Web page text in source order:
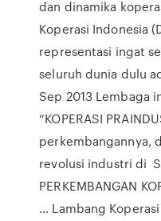
dan dinamika
Koperasi Indonesia
representasi ingat
seluruh dunia dulu
Sep 2013 Lembaga
“KOPERASI
perkembangannya,
revolusi industri di
PERKEMBANGAN
… Lambang